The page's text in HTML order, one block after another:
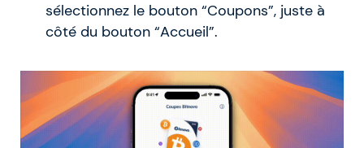
sélectionnez le bouton “Coupons”, juste à
côté du bouton “Accueil”.